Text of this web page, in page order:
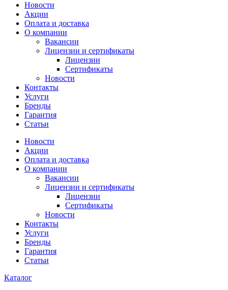
Новости
Акции
Оплата и доставка
О компании
Вакансии
Лицензии и сертификаты
Лицензии
Сертификаты
Новости
Контакты
Услуги
Бренды
Гарантия
Статьи
Новости
Акции
Оплата и доставка
О компании
Вакансии
Лицензии и сертификаты
Лицензии
Сертификаты
Новости
Контакты
Услуги
Бренды
Гарантия
Статьи
Каталог